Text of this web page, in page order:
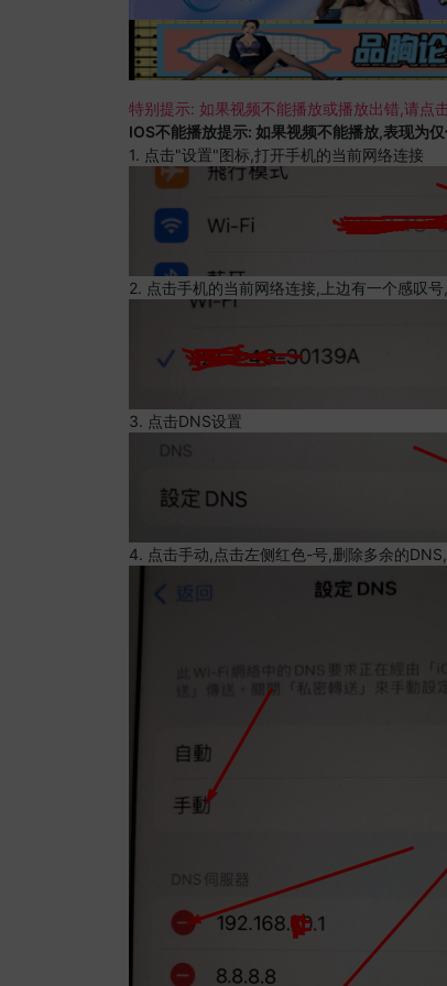
特别提示: 如果视频不能播放或播放出错,请点
IOS不能播放提示: 如果视频不能播放,表现为
1. 点击"设置"图标,打开手机的当前网络连接
2. 点击手机的当前网络连接,上边有一个感叹
3. 点击DNS设置
4. 点击手动,点击左侧红色-号,删除多余的